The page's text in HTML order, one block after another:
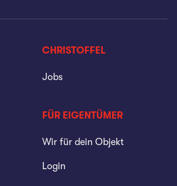
CHRISTOFFEL
Jobs
FÜR EIGENTÜMER
Wir für dein Objekt
Login